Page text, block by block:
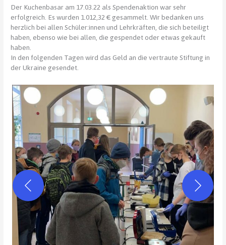
Der Kuchenbasar am 17.03.22 als Spendenaktion war sehr
erfolgreich. Es wurden 1.012,32 € gesammelt. Wir bedanken uns
herzlich bei allen Schüler:innen und Lehrkräften, die sich beteiligt
haben, ebenso wie bei allen, die gespendet oder etwas gekauft
haben.
In den folgenden Tagen wird das Geld an die vertraute Stiftung in
der Ukraine gesendet.